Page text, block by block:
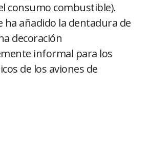
consumo combustible).
ha añadido la dentadura de
decoración
informal para los
de los aviones de